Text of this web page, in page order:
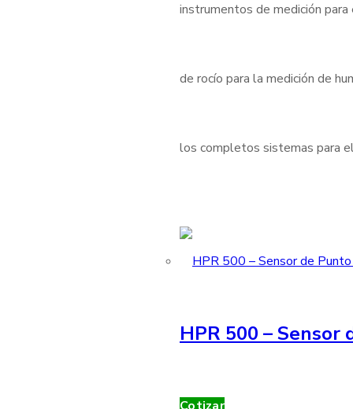
instrumentos de medición
de rocío para la medición de
los completos sistemas para
HPR 500 –